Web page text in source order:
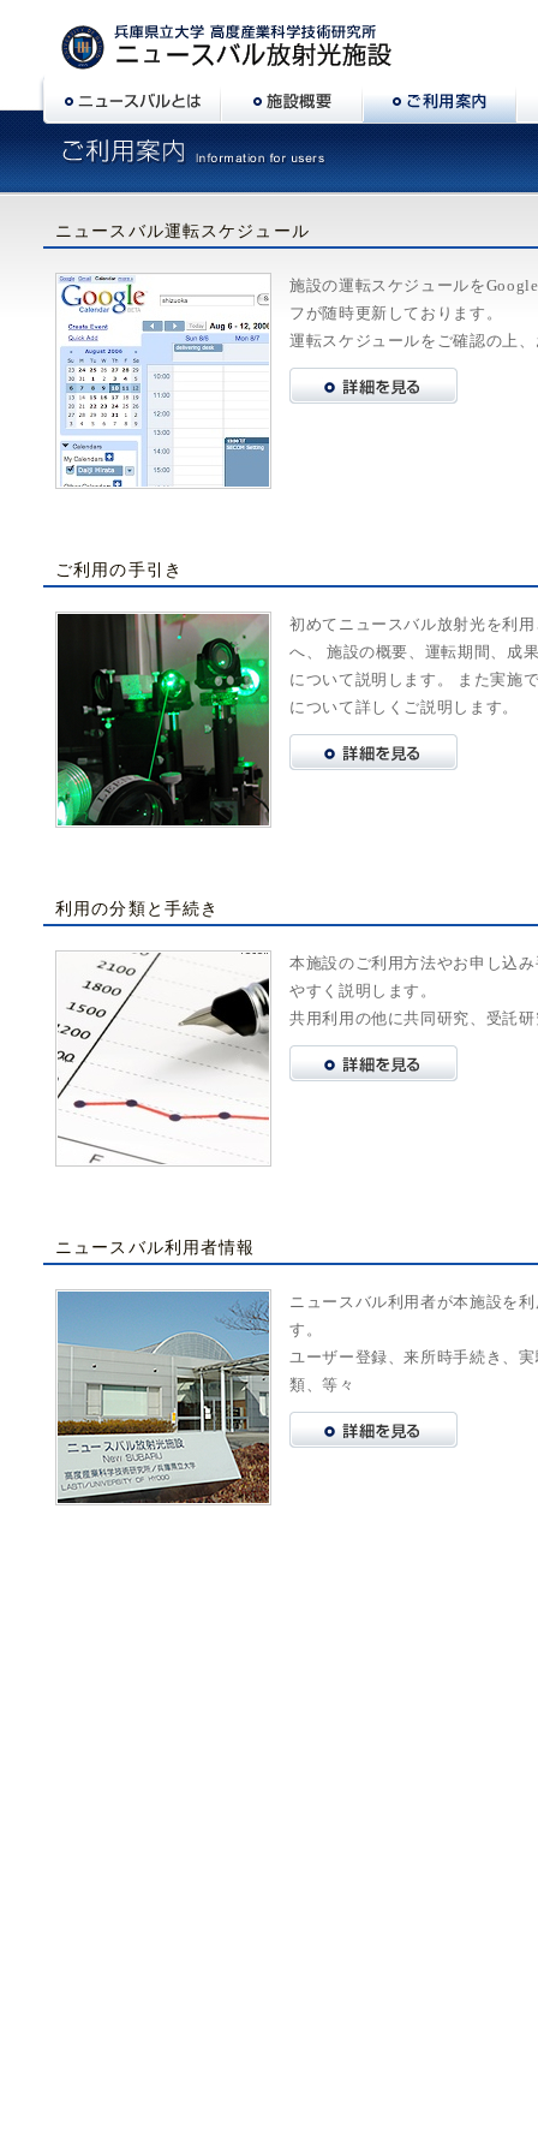
ニュースバル運転スケジュール
施設の運転スケジュールを
フが随時更新しております。
運転スケジュールをご確認の上
ご利用の手引き
初めてニュースバル放射光を利
へ、 施設の概要、運転期間、成
について説明します。 また実施
について詳しくご説明します。
利用の分類と手続き
本施設のご利用方法やお申し込
やすく説明します。
共用利用の他に共同研究、受託
ニュースバル利用者情報
ニュースバル利用者が本施設を
す。
ユーザー登録、来所時手続き、
類、等々